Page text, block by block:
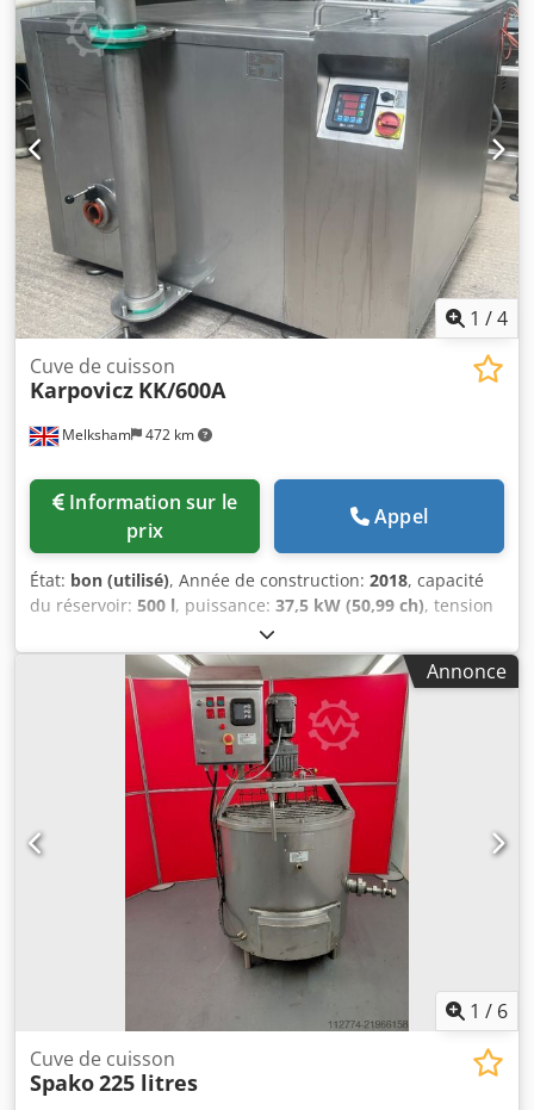
1 /4
Melksham 472 km
Cuve de cuisson
Karpovicz KK/600A
prix
Appel
État: bon (utilisé), Année de construction: 2018, capacité
du réservoir: 500 l, puissance: 37,5 kW (50,99 ch), tension
, Korpo KZ-500, cuve de cuisson électrique à
double paroi chauffée à la vapeur Cuve de cuisson
industrielle en acier inoxydable de 500 litres, dotée d’un
système de chauffage électrique à double paroi chauffée à
la vapeur pour une cuisson rapide et uniforme. Équipée
d’un système de contrôle numérique de la température,
d’un couvercle à charnière isolé, d’un panier perforé
amovible et d’une vanne de vidange située au fond.
Chjdpfx Aezl Aynsnija Idéale pour les soupes, les sauces,
les bouillons, les légumes, les pâtes, le riz et les plats
préparés. Année : 2018 Puissance : 37,5 kW Alimentation :
400 V, 50 Hz Capacité : 500 litres
Annonce
1 / 6
Cuve de cuisson
Spako225 litres